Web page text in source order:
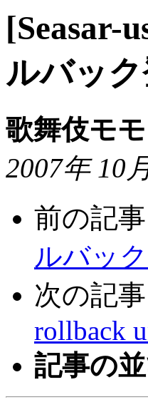
[Seasar-
ルバッ
歌舞伎モモ
2007年 10
前の記事
ルバッ
次の記事
rollback
記事の